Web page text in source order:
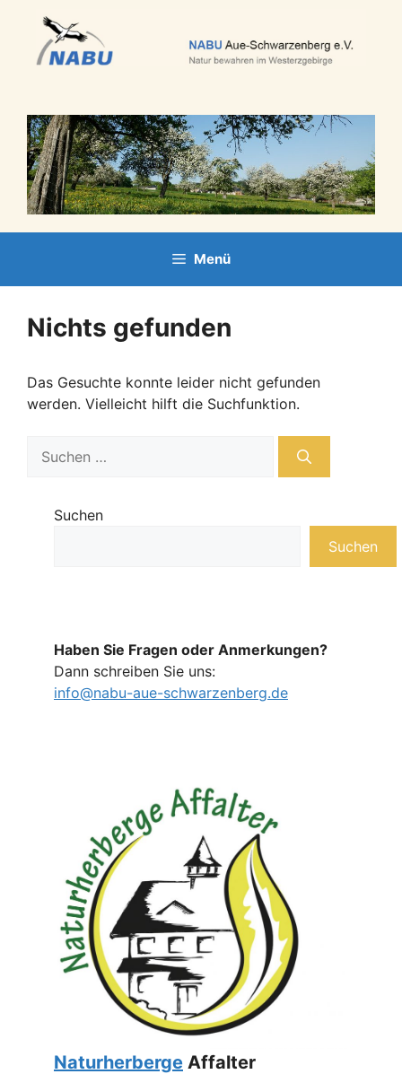
springen
Menü
Nichts gefunden
Das Gesuchte konnte leider nicht gefunden
werden. Vielleicht hilft die Suchfunktion.
nach:
Suchen
Suchen
Haben Sie Fragen oder Anmerkungen?
Dann schreiben Sie uns:
info@nabu-aue-schwarzenberg.de
Naturherberge Affalter